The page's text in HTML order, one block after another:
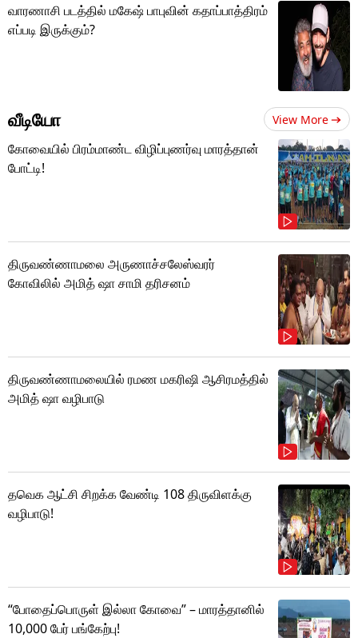
வாரணாசி படத்தில் மகேஷ் பாபுவின் கதாப்பாத்திரம்
எப்படி இருக்கும்?
வீடியோ View More
கோவையில் பிரம்மாண்ட விழிப்புணர்வு மாரத்தான்
போட்டி!
திருவண்ணாமலை அருணாச்சலேஸ்வரர்
கோவிலில் அமித் ஷா சாமி தரிசனம்
திருவண்ணாமலையில் ரமண மகரிஷி ஆசிரமத்தில்
அமித் ஷா வழிபாடு
தவெக ஆட்சி சிறக்க வேண்டி 108 திருவிளக்கு
வழிபாடு!
“போதைப்பொருள் இல்லா கோவை” – மாரத்தானில்
10,000 பேர் பங்கேற்பு!